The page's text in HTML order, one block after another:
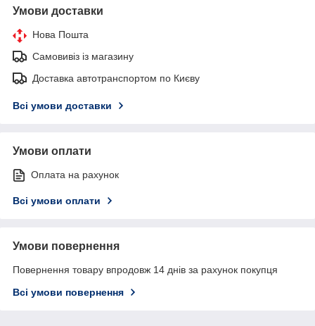
Умови доставки
Нова Пошта
Самовивіз із магазину
Доставка автотранспортом по Києву
Всі умови доставки
Умови оплати
Оплата на рахунок
Всі умови оплати
Умови повернення
Повернення товару впродовж 14 днів за рахунок покупця
Всі умови повернення